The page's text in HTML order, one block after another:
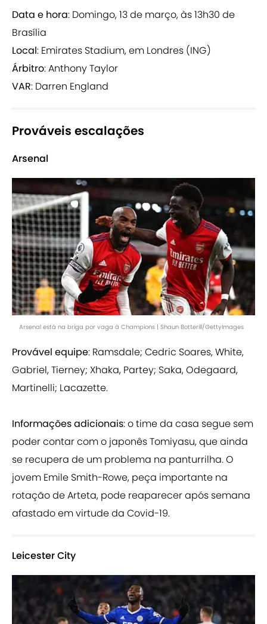
Data e hora: Domingo, 13 de março, às 13h30 de
Brasília
Local: Emirates Stadium, em Londres (ING)
Árbitro: Anthony Taylor
VAR: Darren England
Prováveis escalações
Arsenal
Arsenal está na briga por vaga à Champions | Shaun Botterill/GettyImages
Provável equipe: Ramsdale; Cedric Soares, White,
Gabriel, Tierney; Xhaka, Partey; Saka, Odegaard,
Martinelli; Lacazette.
Informações adicionais: o time da casa segue sem
poder contar com o japonês Tomiyasu, que ainda
se recupera de um problema na panturrilha. O
jovem Emile Smith-Rowe, peça importante na
rotação de Arteta, pode reaparecer após semana
afastado em virtude da Covid-19.
Leicester City